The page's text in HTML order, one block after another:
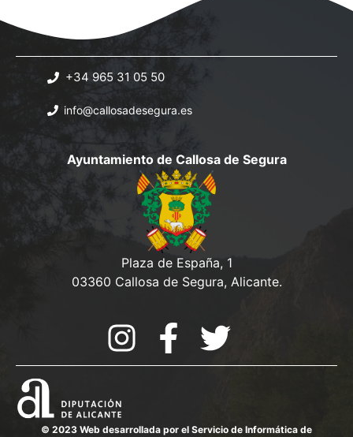
+34 965 31 05 50
info@callosadesegura.es
Ayuntamiento de Callosa de Segura
Plaza de España, 1
03360 Callosa de Segura, Alicante.
© 2023 Web desarrollada por el Servicio de Informática de